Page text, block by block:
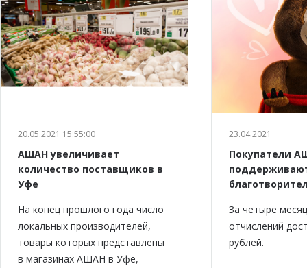
20.05.2021 15:55:00
АШАН увеличивает
количество поставщиков в
Уфе
На конец прошлого года число
локальных производителей,
товары которых представлены
в магазинах АШАН в Уфе,
23.04.2021
Покупатели
За четыре
отчислений
рублей.